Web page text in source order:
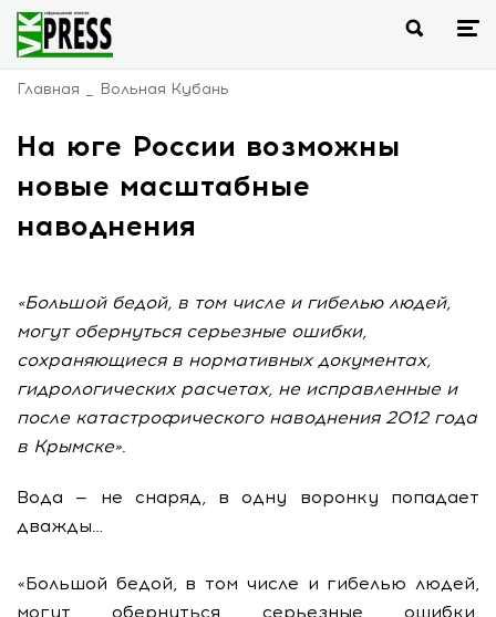
Главная Вольная Кубань
На юге России возможны
новые масштабные
наводнения
«Большой бедой, в том числе и гибелью людей,
могут обернуться серьезные ошибки,
сохраняющиеся в нормативных документах,
гидрологических расчетах, не исправленные и
после катастрофического наводнения 2012 года
в Крымске».
Вода — не снаряд, в одну воронку попадает
дважды…
«Большой бедой, в том числе и гибелью людей,
могут обернуться серьезные ошибки,